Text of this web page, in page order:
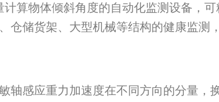
算物体倾斜角度的自动化监测设备，
储货架、大型机械等结构的健康监测
感应重力加速度在不同方向的分量，